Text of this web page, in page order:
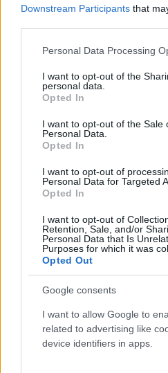
Downstream Participants that
Please note that this website/
not limited to your visit or usage
grant or deny consent to Google
use your data for below
consent section.
Personal Data Processing
I want to opt-out of the
personal data.
Opted In
I want to opt-out of the Sale
Personal Data.
Opted In
I want to opt-out of
Personal Data for Targeted
Opted In
I want to opt-out of
Retention, Sale, and/or
Personal Data that Is
Purposes for which it was
Opted Out
Google consents
I want to allow Google to
related to advertising like
device identifiers in apps.
Εξαιρετικό ενδιαφέρον
podcasts με πολλά
αλλά και άλλα που μπορεί
Ξεχωριστή και η